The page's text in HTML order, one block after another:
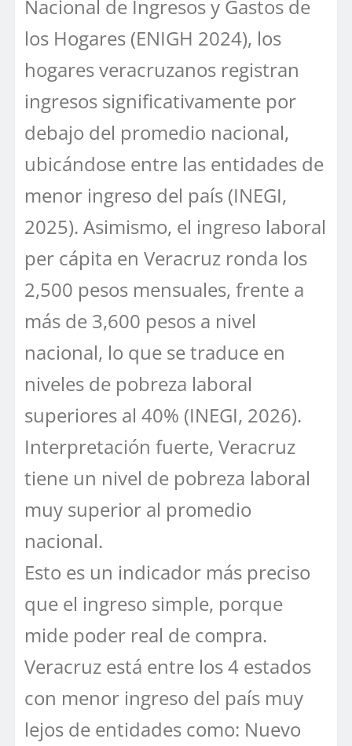
Nacional de Ingresos y Gastos de
los Hogares (ENIGH 2024), los
hogares veracruzanos registran
ingresos significativamente por
debajo del promedio nacional,
ubicándose entre las entidades de
menor ingreso del país (INEGI,
2025). Asimismo, el ingreso laboral
per cápita en Veracruz ronda los
2,500 pesos mensuales, frente a
más de 3,600 pesos a nivel
nacional, lo que se traduce en
niveles de pobreza laboral
superiores al 40% (INEGI, 2026).
Interpretación fuerte, Veracruz
tiene un nivel de pobreza laboral
muy superior al promedio
nacional.
Esto es un indicador más preciso
que el ingreso simple, porque
mide poder real de compra.
Veracruz está entre los 4 estados
con menor ingreso del país muy
lejos de entidades como: Nuevo